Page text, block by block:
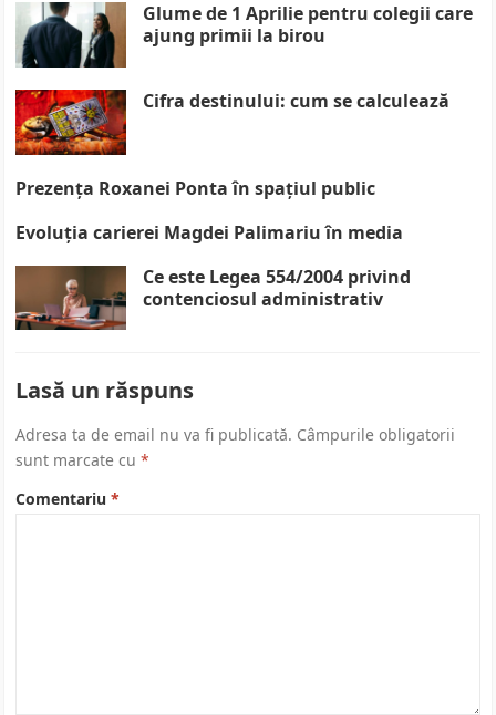
Glume de 1 Aprilie pentru colegii care
ajung primii la birou
Cifra destinului: cum se calculează
Prezența Roxanei Ponta în spațiul public
Evoluția carierei Magdei Palimariu în media
Ce este Legea 554/2004 privind
contenciosul administrativ
Lasă un răspuns
Adresa ta de email nu va fi publicată. Câmpurile obligatorii
sunt marcate cu*
Comentariu*